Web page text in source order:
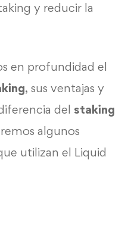
y reducir la
en profundidad el
, sus ventajas y
del staking
algunos
utilizan el Liquid